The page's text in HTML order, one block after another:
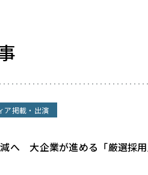
ア掲載・出演
へ 大企業が進める「厳選採